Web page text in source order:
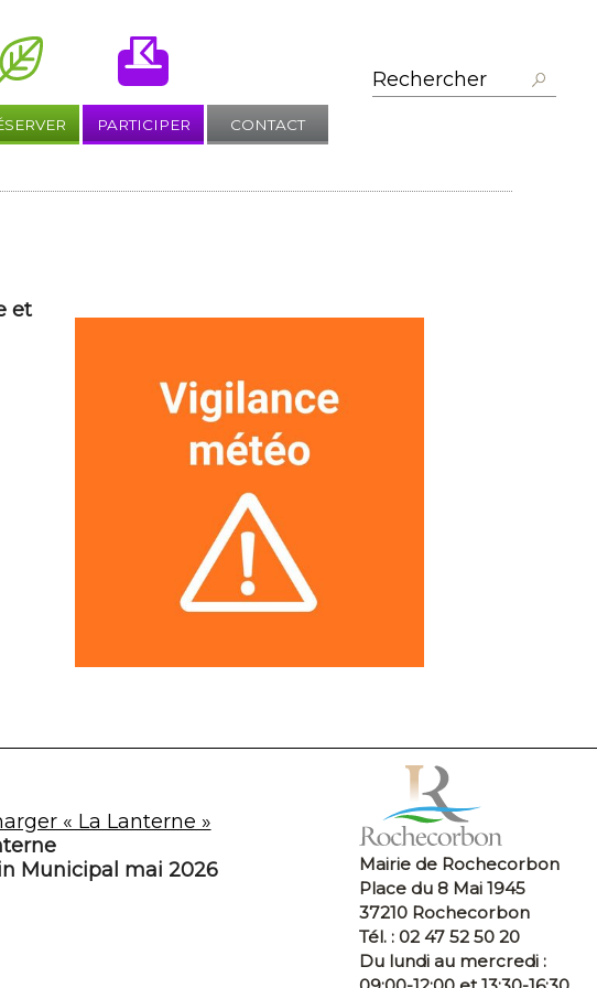
PARTICIPER CONTACT
et
« La Lanterne »
Municipal mai 2026
Mairie de Rochecorbon
Place du 8 Mai 1945
37210 Rochecorbon
Tél. : 02 47 52 50 20
Du lundi au mercredi :